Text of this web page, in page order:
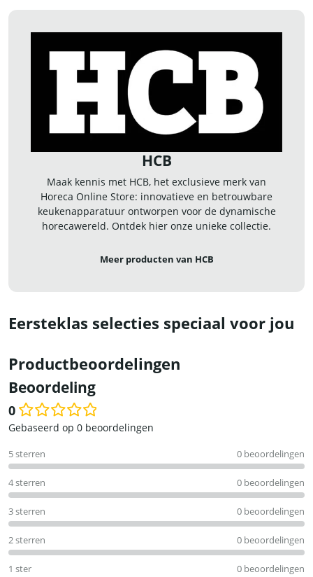
HCB
Maak kennis met HCB, het exclusieve merk van
Horeca Online Store: innovatieve en betrouwbare
keukenapparatuur ontworpen voor de dynamische
horecawereld. Ontdek hier onze unieke collectie.
Meer producten van HCB
Eersteklas selecties speciaal voor jou
Productbeoordelingen
Beoordeling
0
Waardering
uit
5
Gebaseerd op 0 beoordelingen
5 sterren 0 beoordelingen
4 sterren 0 beoordelingen
3 sterren 0 beoordelingen
2 sterren 0 beoordelingen
1 ster 0 beoordelingen